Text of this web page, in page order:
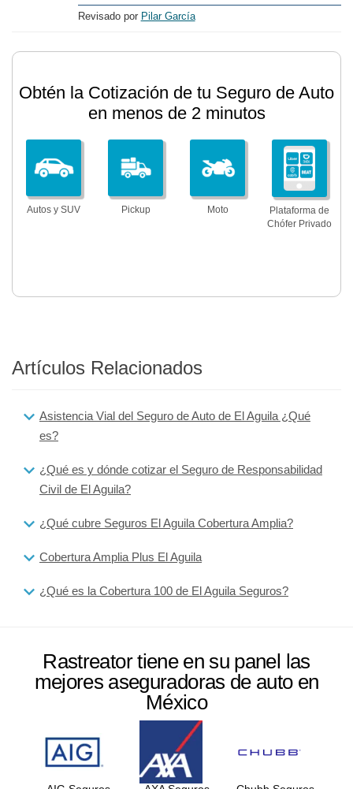
Revisado por Pilar García
Obtén la Cotización de tu Seguro de Auto
en menos de 2 minutos
Autos y SUV Pickup Moto
Plataforma de
Chófer Privado
Artículos Relacionados
Asistencia Vial del Seguro de Auto de El Aguila ¿Qué
es?
¿Qué es y dónde cotizar el Seguro de Responsabilidad
Civil de El Aguila?
¿Qué cubre Seguros El Aguila Cobertura Amplia?
Cobertura Amplia Plus El Aguila
¿Qué es la Cobertura 100 de El Aguila Seguros?
Rastreator tiene en su panel las
mejores aseguradoras de auto en
México